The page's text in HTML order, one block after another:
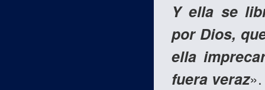
Y ella se
por Dios,
ella
fuera veraz